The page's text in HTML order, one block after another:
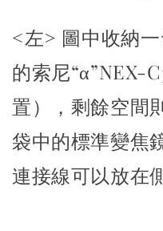
<左> 圖中收納
的索尼“α”NEX-
置），剩餘空間
袋中的標準變焦
連接線可以放在